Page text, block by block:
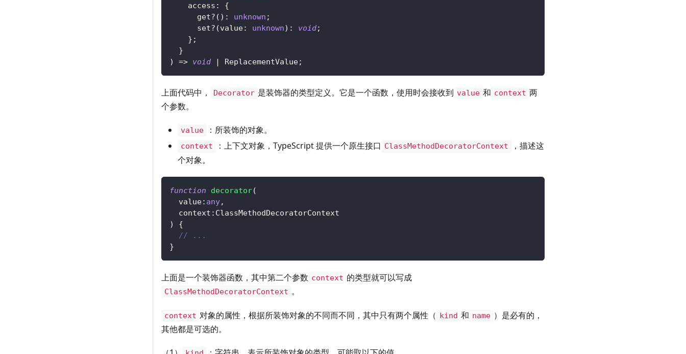
    access
:
{
      get
? ( ) : unknown ;
      set
? (value: unknown) : void;
} ;
}
)
=> void | ReplacementValue;
上面代码中， Decorator 是装饰器的类型定义。它是一个函数，使用时会接收到 value 和 context 两
个参数。
value ：所装饰的对象。
context ：上下文对象，TypeScript 提供一个原生接口 ClassMethodDecoratorContext
，描述这
个对象。
function decorator(
  value
: any,
  context
: ClassMethodDecoratorContext
)
{
// ...
}
上面是一个装饰器函数，其中第二个参数 context 的类型就可以写成
ClassMethodDecoratorContext 。
context 对象的属性，根据所装饰对象的不同而不同，其中只有两个属性（ kind 和 name ）是必有的，
其他都是可选的。